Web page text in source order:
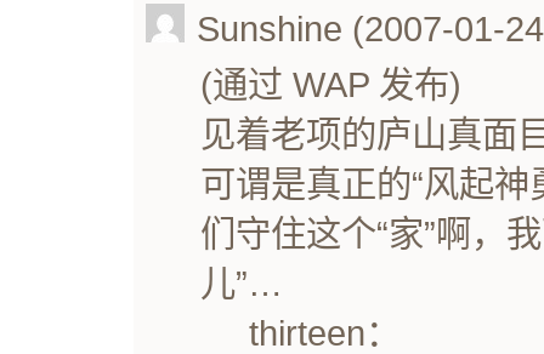
Sunshine (2007-01-
(通过 WAP 发布)
见着老项的庐山真面
可谓是真正的“风起
们守住这个“家”啊，
儿”…
thirteen：